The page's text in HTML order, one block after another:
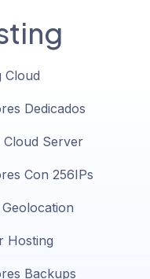
Cloud
Dedicados
Cloud Server
Con 256IPs
Hosting
Backups